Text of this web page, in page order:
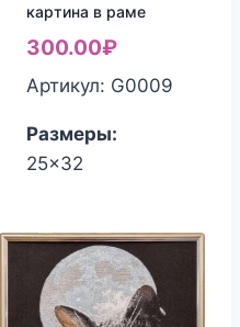
картина в раме
300.00₽
Артикул: G0009
Размеры:
25x32